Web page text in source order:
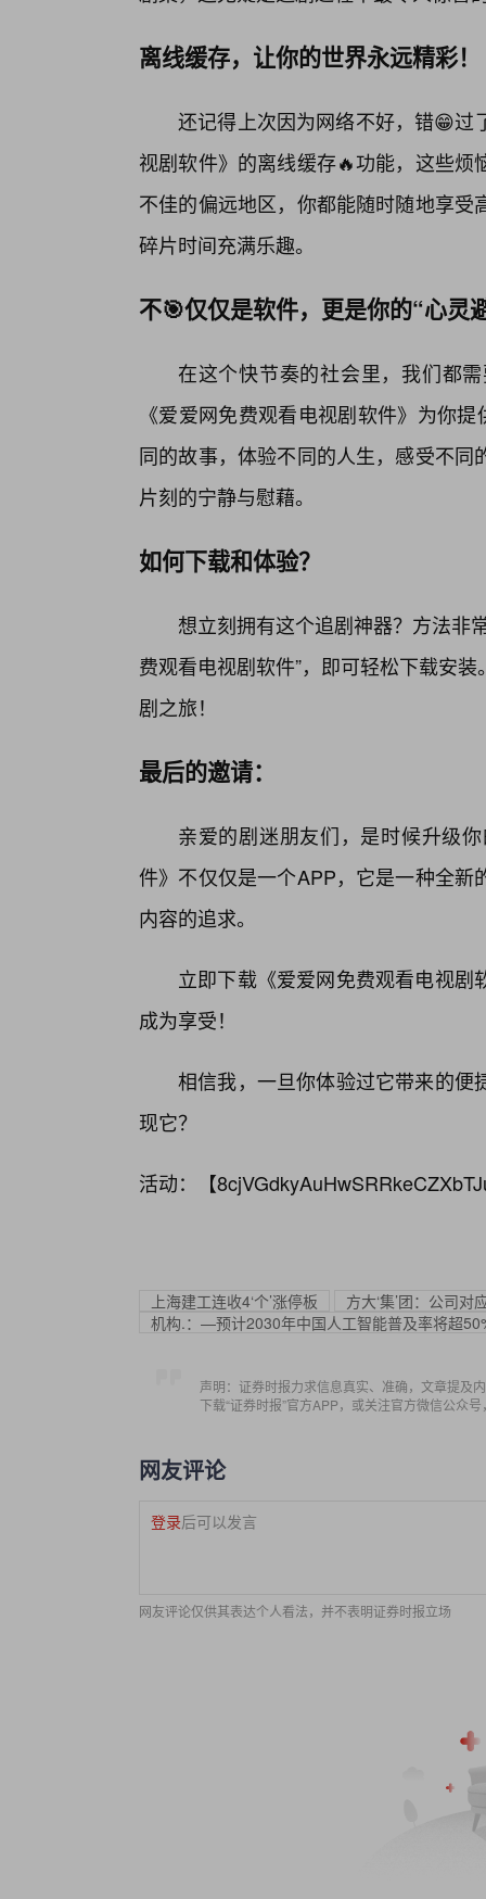
离线缓存，让你的世界永远精彩！
还记得上次因为网络不好，错😁过
视剧软件》的离线缓存🔥功能，这些
不佳的偏远地区，你都能随时随地享
碎片时间充满乐趣。
不🎯仅仅是软件，更是你的“心灵
在这个快节奏的社会里，我们都
《爱爱网免费观看电视剧软件》为你
同的故事，体验不同的人生，感受不
片刻的宁静与慰藉。
如何下载和体验？
想立刻拥有这个追剧神器？方法非
费观看电视剧软件”，即可轻松下载安
剧之旅！
最后的邀请：
亲爱的剧迷朋友们，是时候升级
件》不仅仅是一个APP，它是一种全
内容的追求。
立即下载《爱爱网免费观看电视
成为享受！
相信我，一旦你体验过它带来的便
现它？
活动：【
上海建工连收4‘个’涨停板
方大‘集’团：公司
机构.：—预计2030年中国人工智能普及率将超
声明：证券时报力求信息真实、准确，文章提及
下载“证券时报”官方APP，或关注官方微信公众
网友评论
登录后可以发言
网友评论仅供其表达个人看法，并不表明证券时报立场